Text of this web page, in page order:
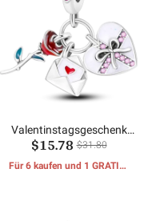
Valentinstagsgeschenk
Baumeln
$15.78 $31.80
Für 6 kaufen und 1 GRATIS-